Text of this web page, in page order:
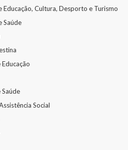
Educação, Cultura, Desporto e Turismo
Saúde
Saúde
Social